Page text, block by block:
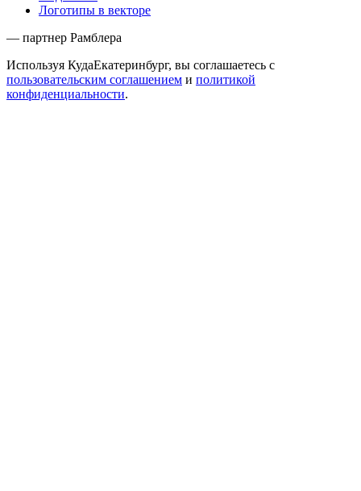
Логотипы в векторе
— партнер Рамблера
Используя КудаЕкатеринбург, вы соглашаетесь с
пользовательским соглашением и политикой
конфиденциальности.